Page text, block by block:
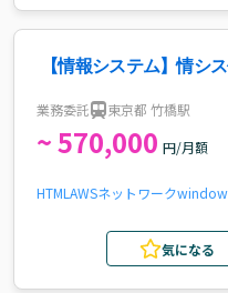
【情報システム】情シ
業務委託 東京都 竹橋駅
~ 570,000 円/月額
HTML AWSネットワーク
気になる